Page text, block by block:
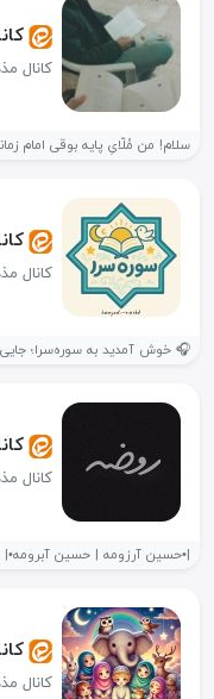
کانال
سلام! من مُلّایِ پایه‌ بوقی امام
کانال
🎧 خوش آمدید به سوره‌سرا؛
کانال
کانال